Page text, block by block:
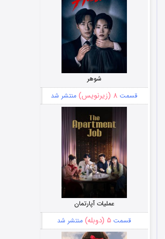
شوهر
قسمت ۸ (زیرنویس) منتشر شد
عملیات آپارتمان
قسمت ۵ (دوبله) منتشر شد